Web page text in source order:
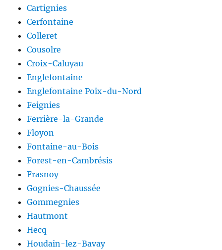
Cartignies
Cerfontaine
Colleret
Cousolre
Croix-Caluyau
Englefontaine
Englefontaine Poix-du-Nord
Feignies
Ferrière-la-Grande
Floyon
Fontaine-au-Bois
Forest-en-Cambrésis
Frasnoy
Gognies-Chaussée
Gommegnies
Hautmont
Hecq
Houdain-lez-Bavay